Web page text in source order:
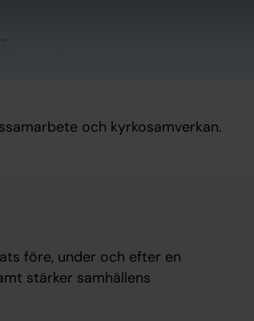
och kyrkosamverkan.
före, under och efter en
stärker samhällens